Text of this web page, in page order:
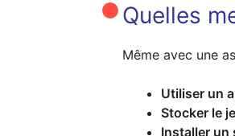
Quelles
Même avec une
Utiliser un
Stocker le
Installer un